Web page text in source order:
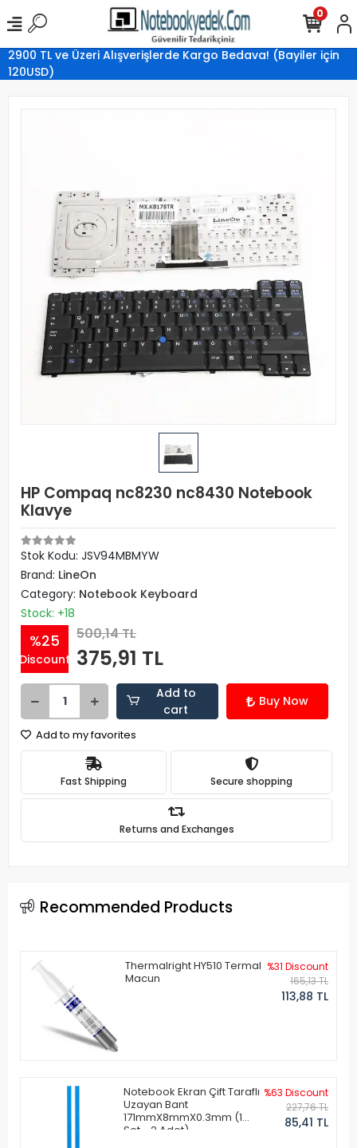
2900 TL ve Üzeri Alışverişlerde Kargo Bedava! (Bayiler için
120USD)
0
HP Compaq nc8230 nc8430 Notebook
Klavye
Stok Kodu: JSV94MBMYW
Brand: LineOn
Category: Notebook Keyboard
Stock: +18
%25
Discount
500,14 TL
375,91 TL
Add to
cart
Buy Now
Add to my favorites
Fast Shipping Secure shopping
Returns and Exchanges
Recommended Products
Thermalright HY510 Termal
Macun
%31 Discount
165,13 TL
113,88 TL
Notebook Ekran Çift Taraflı
Uzayan Bant
171mmX8mmX0.3mm (1
Set - 2 Adet)
%63 Discount
227,76 TL
85,41 TL